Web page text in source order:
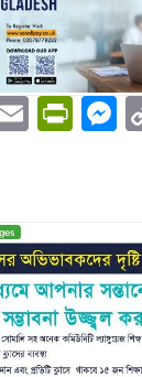
Email